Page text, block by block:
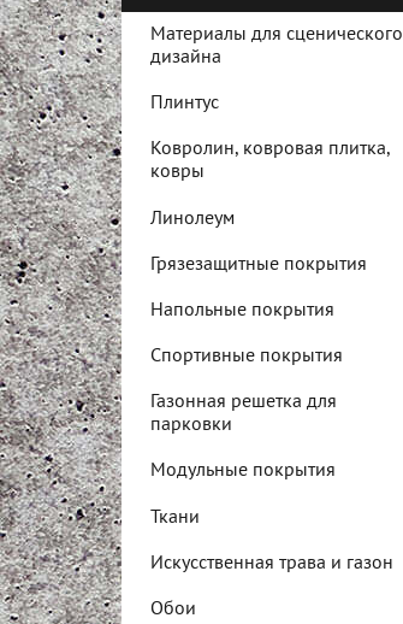
Материалы для сценического
дизайна
Плинтус
Ковролин, ковровая плитка,
ковры
Линолеум
Грязезащитные покрытия
Напольные покрытия
Спортивные покрытия
Газонная решетка для
парковки
Модульные покрытия
Ткани
Искусственная трава и газон
Обои